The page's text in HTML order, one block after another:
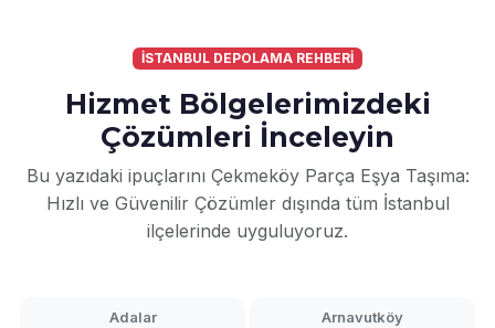
İSTANBUL DEPOLAMA REHBERİ
Hizmet Bölgelerimizdeki
Çözümleri İnceleyin
Bu yazıdaki ipuçlarını Çekmeköy Parça Eşya Taşıma:
Hızlı ve Güvenilir Çözümler dışında tüm İstanbul
ilçelerinde uyguluyoruz.
Adalar Arnavutköy